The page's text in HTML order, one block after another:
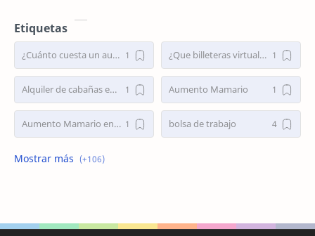
Etiquetas
¿Cuánto cuesta un aumento mamario en Argentina 2025? ¿Que billeteras virtuales dan préstamos personales en Argentina?
Alquiler de cabañas en Villa Traful Aumento Mamario
Aumento Mamario en Buenos Aires bolsa de trabajo
Busco Empleo Sin Experiencia Busco trabajo